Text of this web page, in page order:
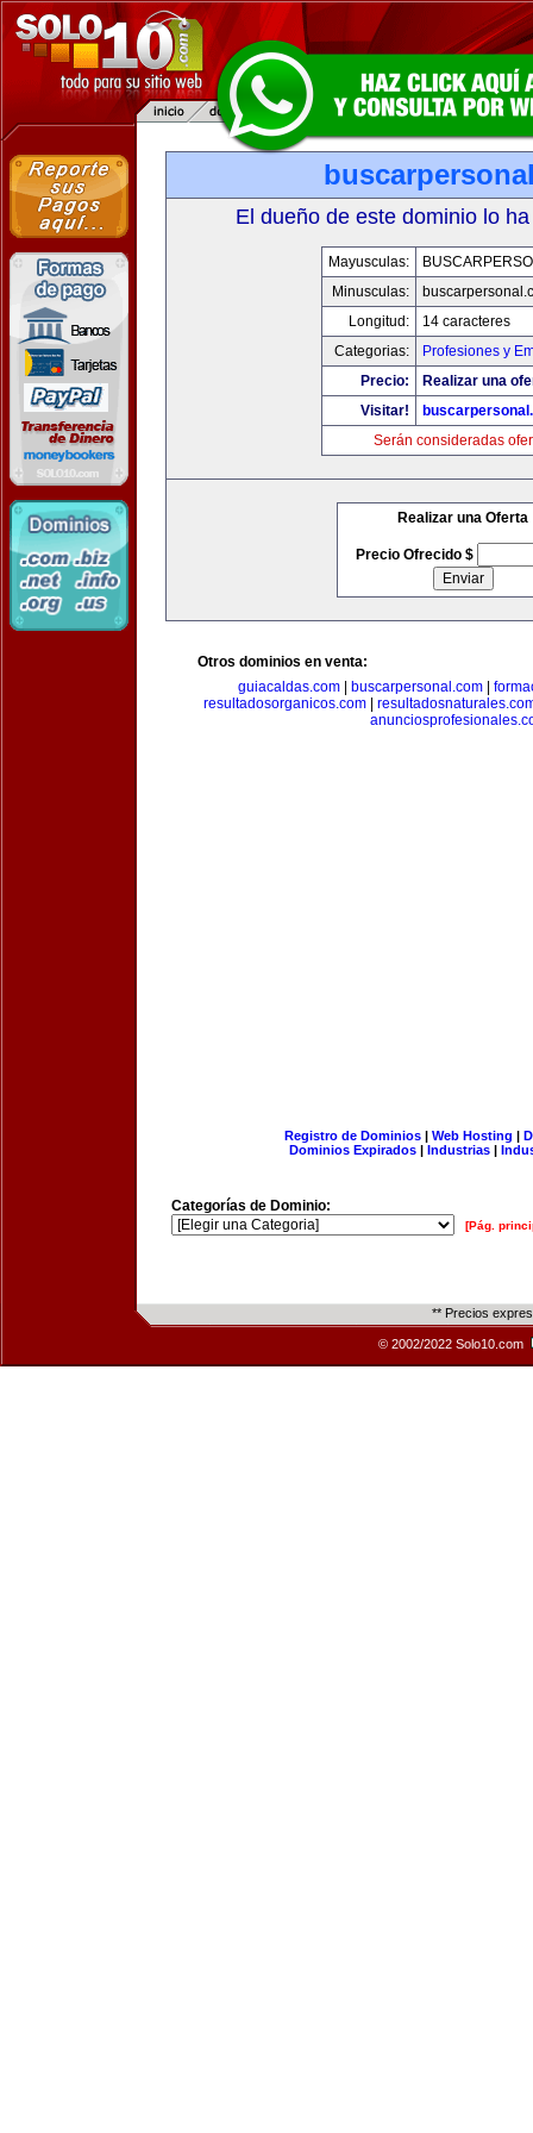
El dueño de este dominio lo
Mayusculas:
Minusculas:
Longitud:
14 caracteres
Categorias:
Profesiones y
Precio:
Realizar una
Visitar!
Serán consideradas
Realizar una Oferta
Precio Ofrecido $
Otros dominios en venta:
guiacaldas.com
buscarpersonal.com
resultadosorganicos.com
Registro de Dominios| Web Hosting |
Dominios Expirados | Industrias |
Categorías de Dominio:
[Pág.
** Precios
© 2002/2022 Solo10.com